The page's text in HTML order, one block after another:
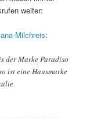
weiter:
Milchreis:
der Marke Paradiso
ist eine Hausmarke